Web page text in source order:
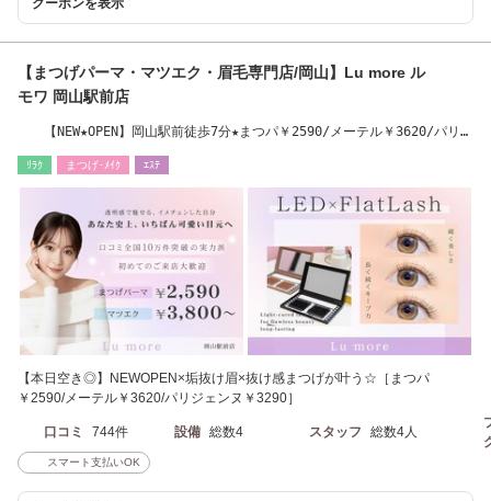
【まつげパーマ・マツエク・眉毛専門店/岡山】Lu more ル
モワ 岡山駅前店
【NEW★OPEN】岡山駅前徒歩7分★まつパ￥2590/メーテル￥3620/パリ
ﾘﾗｸ まつげ･ﾒｲｸ ｴｽﾃ
【本日空き◎】NEWOPEN×垢抜け眉×抜け感まつげが叶う☆［まつパ
￥2590/メーテル￥3620/パリジェンヌ￥3290］
口コミ 744件 設備 総数4 スタッフ 総数4人
スマート支払いOK